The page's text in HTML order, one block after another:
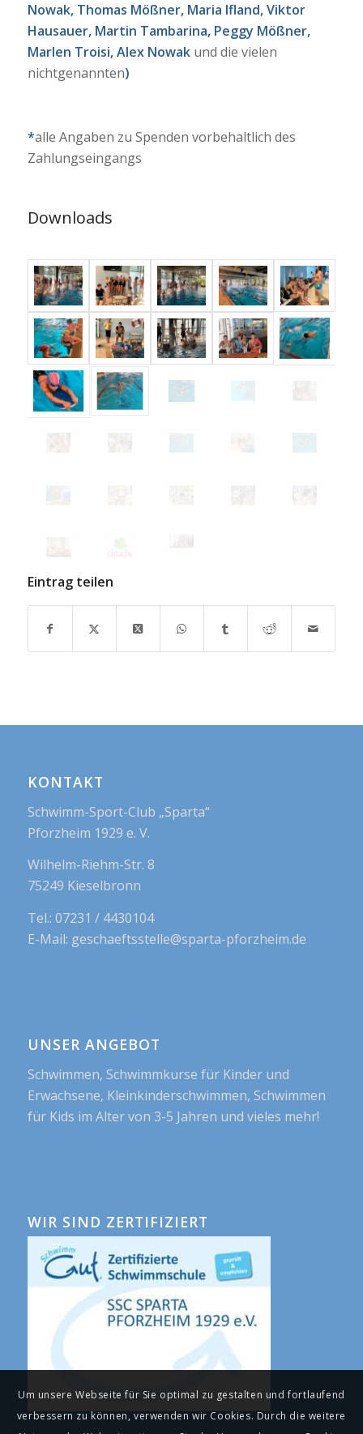
Nowak, Thomas Mößner, Maria Ifland, Viktor
Hausauer, Martin Tambarina, Peggy Mößner,
Marlen Troisi, Alex Nowak und die vielen
nichtgenannten)
*alle Angaben zu Spenden vorbehaltlich des
Zahlungseingangs
Downloads
Eintrag teilen
KONTAKT
Schwimm-Sport-Club „Sparta“
Pforzheim 1929 e. V.
Wilhelm-Riehm-Str. 8
75249 Kieselbronn
Tel.: 07231 / 4430104
E-Mail: geschaeftsstelle@sparta-pforzheim.de
UNSER ANGEBOT
Schwimmen, Schwimmkurse für Kinder und
Erwachsene, Kleinkinderschwimmen, Schwimmen
für Kids im Alter von 3-5 Jahren und vieles mehr!
WIR SIND ZERTIFIZIERT
Um unsere Webseite für Sie optimal zu gestalten und fortlaufend
verbessern zu können, verwenden wir Cookies. Durch die weitere